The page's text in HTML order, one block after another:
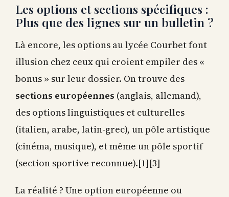
Les options et sections spécifiques :
Plus que des lignes sur un bulletin ?
Là encore, les options au lycée Courbet font
illusion chez ceux qui croient empiler des «
bonus » sur leur dossier. On trouve des
sections européennes (anglais, allemand),
des options linguistiques et culturelles
(italien, arabe, latin-grec), un pôle artistique
(cinéma, musique), et même un pôle sportif
(section sportive reconnue).[1][3]
La réalité ? Une option européenne ou